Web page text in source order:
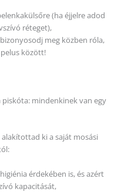
(ha éjjelre adod
réteget),
meg közben róla,
pelus között!
mindenkinek van egy
ki a saját mosási
érdekében is, és azért
kapacitását,